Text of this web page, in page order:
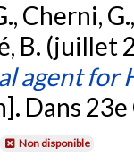
Cherni,
B. (juillet
agent for
Dans
Non disponible